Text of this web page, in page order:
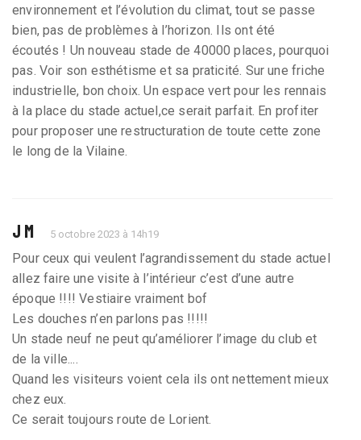
environnement et l’évolution du climat, tout se passe
bien, pas de problèmes à l’horizon. Ils ont été
écoutés ! Un nouveau stade de 40000 places, pourquoi
pas. Voir son esthétisme et sa praticité. Sur une friche
industrielle, bon choix. Un espace vert pour les rennais
à la place du stade actuel,ce serait parfait. En profiter
pour proposer une restructuration de toute cette zone
le long de la Vilaine.
J M 5 octobre 2023 à 14h19
Pour ceux qui veulent l’agrandissement du stade actuel
allez faire une visite à l’intérieur c’est d’une autre
époque !!!! Vestiaire vraiment bof
Les douches n’en parlons pas !!!!!
Un stade neuf ne peut qu’améliorer l’image du club et
de la ville....
Quand les visiteurs voient cela ils ont nettement mieux
chez eux.
Ce serait toujours route de Lorient.